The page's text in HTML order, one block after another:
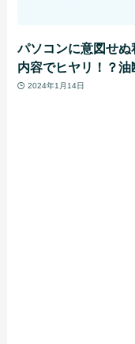
パソコンに意図せぬ
内容でヒヤリ！？油
ない閲覧履歴
2024年1月14日